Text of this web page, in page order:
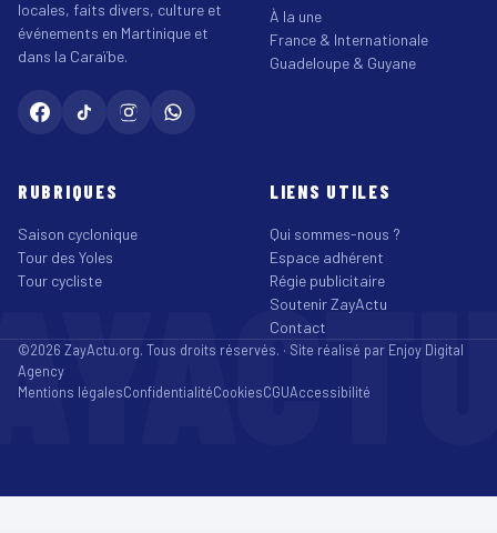
locales, faits divers, culture et
événements en Martinique et
dans la Caraïbe.
À la une
France & Internationale
Guadeloupe & Guyane
RUBRIQUES
Saison cyclonique
Tour des Yoles
Tour cycliste
LIENS UTILES
Qui sommes-nous ?
Espace adhérent
Régie publicitaire
Soutenir ZayActu
Contact
©2026 ZayActu.org. Tous droits réservés. · Site réalisé par Enjoy Digital
Agency
Mentions légalesConfidentialitéCookiesCGUAccessibilité